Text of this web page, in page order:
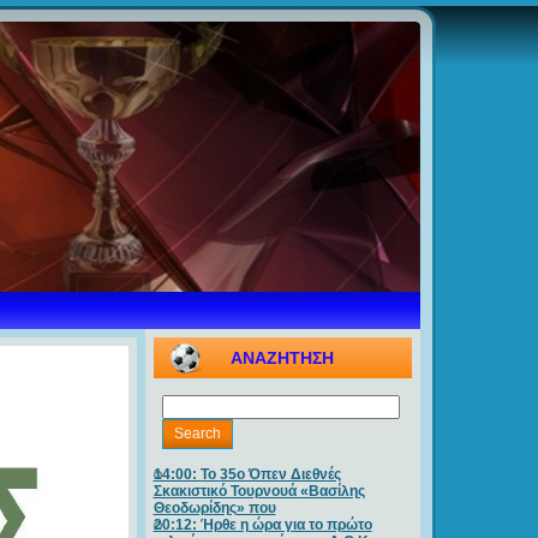
ΑΝΑΖΗΤΗΣΗ
14:00: Το 35ο Όπεν Διεθνές
Σκακιστικό Τουρνουά «Βασίλης
Θεοδωρίδης» που
20:12: Ήρθε η ώρα για το πρώτο